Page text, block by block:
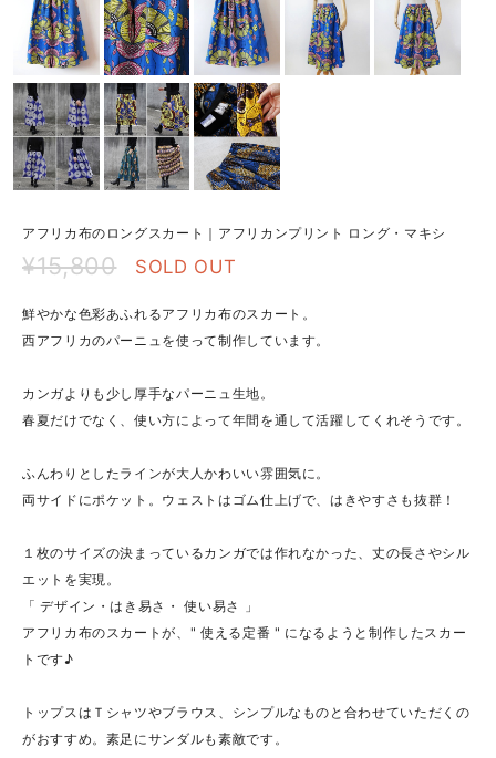
アフリカ布のロングスカート｜アフリカンプリント ロング・マキシ
¥15,800 SOLD OUT
鮮やかな色彩あふれるアフリカ布のスカート。
西アフリカのパーニュを使って制作しています。
カンガよりも少し厚手なパーニュ生地。
春夏だけでなく、使い方によって年間を通して活躍してくれそうです。
ふんわりとしたラインが大人かわいい雰囲気に。
両サイドにポケット。ウェストはゴム仕上げで、はきやすさも抜群！
１枚のサイズの決まっているカンガでは作れなかった、丈の長さやシル
エットを実現。
「 デザイン・はき易さ・ 使い易さ 」
アフリカ布のスカートが、" 使える定番 " になるようと制作したスカー
トです♪
トップスはＴシャツやブラウス、シンプルなものと合わせていただくの
がおすすめ。素足にサンダルも素敵です。